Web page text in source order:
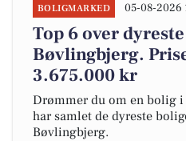
BOLIGMARKED 05-08-2026
Top 6 over
Bøvlingbjerg.
3.675.000 kr
Drømmer du om en bolig i
har samlet de dyreste
Bøvlingbjerg.